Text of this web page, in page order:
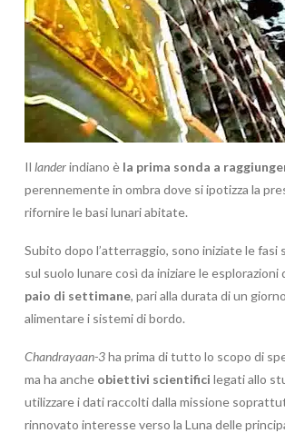
Il landerindiano è la prima sonda a
perennemente in ombra dove si ipotizza la
rifornire le basi lunari abitate.
Subito dopo l’atterraggio, sono iniziate le fasi
sul suolo lunare così da iniziare le
paio di settimane, pari alla durata di un
alimentare i sistemi di bordo.
Chandrayaan-3ha prima di tutto lo scopo di
ma ha anche obiettivi scientifici legati allo
utilizzare i dati raccolti dalla missione
rinnovato interesse verso la Luna delle